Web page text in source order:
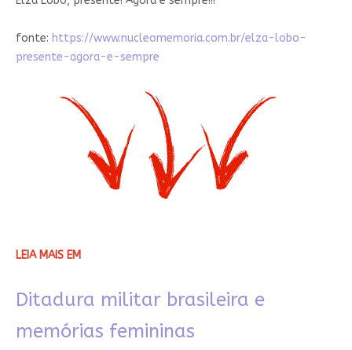
fonte: https://www.nucleomemoria.com.br/elza-lobo-
presente-agora-e-sempre
LEIA MAIS EM
Ditadura militar brasileira e
memórias femininas